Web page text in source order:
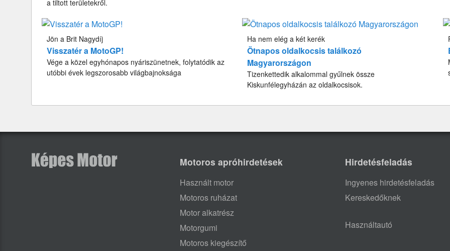
a tiltott területekről.
Jön a Brit Nagydíj
Visszatér a MotoGP!
Vége a közel egyhónapos nyáriszünetnek, folytatódik az
utóbbi évek legszorosabb világbajnoksága
Ha nem elég a két kerék
Ötnapos oldalkocsis találkozó
Magyarországon
Tizenkettedik alkalommal gyűlnek össze
Kiskunfélegyházán az oldalkocsisok.
Motoros apróhirdetések
Használt motor
Motoros ruházat
Motor alkatrész
Motorgumi
Motoros kiegészítő
Hirdetésfeladás
Ingyenes hirdetésfeladás
Kereskedőknek
Használtautó